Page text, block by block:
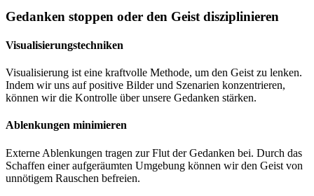
Gedanken stoppen oder den Geist disziplinieren
Visualisierungstechniken
Visualisierung ist eine kraftvolle Methode, um den Geist zu lenken.
Indem wir uns auf positive Bilder und Szenarien konzentrieren,
können wir die Kontrolle über unsere Gedanken stärken.
Ablenkungen minimieren
Externe Ablenkungen tragen zur Flut der Gedanken bei. Durch das
Schaffen einer aufgeräumten Umgebung können wir den Geist von
unnötigem Rauschen befreien.